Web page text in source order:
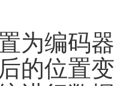
为编码
的位置